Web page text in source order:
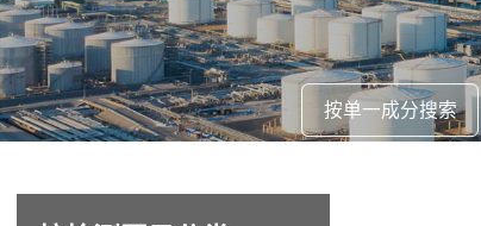
按单一成分搜索